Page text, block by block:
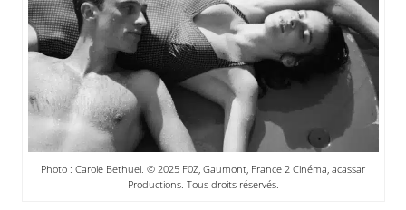
Photo : Carole Bethuel. © 2025 F0Z, Gaumont, France 2 Cinéma, acassar
Productions. Tous droits réservés.